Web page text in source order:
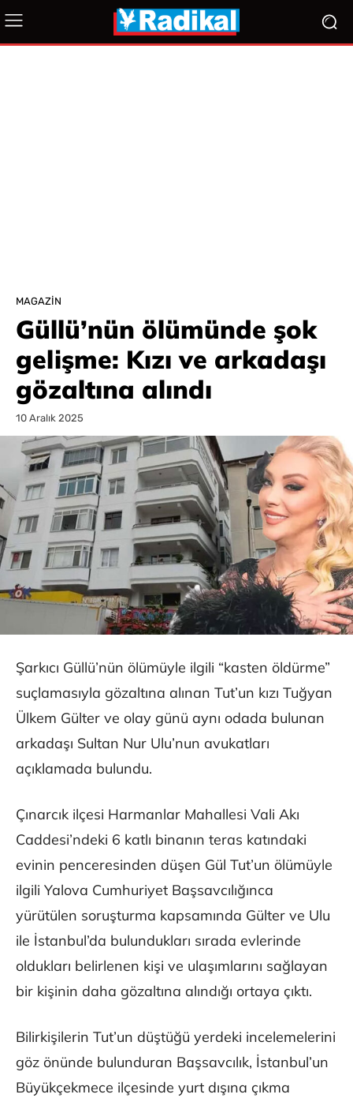
MAGAZIN
Güllü’nün ölümünde şok
gelişme: Kızı ve arkadaşı
gözaltına alındı
10 Aralık 2025
Şarkıcı Güllü’nün ölümüyle ilgili “kasten öldürme”
suçlamasıyla gözaltına alınan Tut’un kızı Tuğyan
Ülkem Gülter ve olay günü aynı odada bulunan
arkadaşı Sultan Nur Ulu’nun avukatları
açıklamada bulundu.
Çınarcık ilçesi Harmanlar Mahallesi Vali Akı
Caddesi’ndeki 6 katlı binanın teras katındaki
evinin penceresinden düşen Gül Tut’un ölümüyle
ilgili Yalova Cumhuriyet Başsavcılığınca
yürütülen soruşturma kapsamında Gülter ve Ulu
ile İstanbul’da bulundukları sırada evlerinde
oldukları belirlenen kişi ve ulaşımlarını sağlayan
bir kişinin daha gözaltına alındığı ortaya çıktı.
Bilirkişilerin Tut’un düştüğü yerdeki incelemelerini
göz önünde bulunduran Başsavcılık, İstanbul’un
Büyükçekmece ilçesinde yurt dışına çıkma